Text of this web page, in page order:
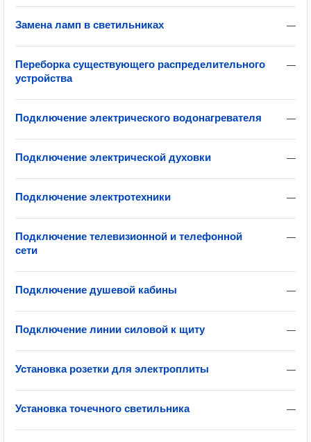
—
Замена ламп в светильниках
—
Переборка существующего распределительного
устройства
—
Подключение электрического водонагревателя
—
Подключение электрической духовки
—
Подключение электротехники
—
Подключение телевизионной и телефонной
сети
—
Подключение душевой кабины
—
Подключение линии силовой к щиту
—
Установка розетки для электроплиты
—
Установка точечного светильника